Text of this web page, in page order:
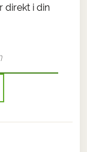
direkt i din